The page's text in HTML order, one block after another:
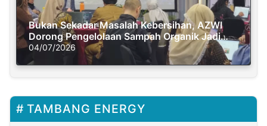
Bukan Sekadar Masalah Kebersihan, AZWI
Dorong Pengelolaan Sampah Organik Jadi
Solusi Krisis Iklim
04/07/2026
TAMBANG ENERGY